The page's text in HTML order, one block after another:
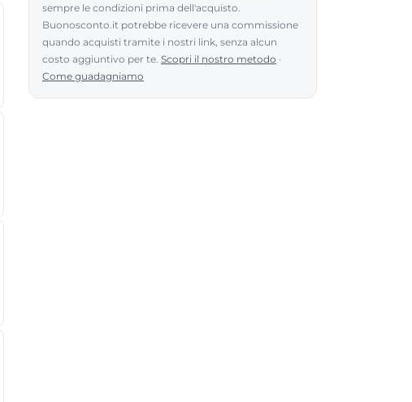
sempre le condizioni prima dell'acquisto.
Buonosconto.it potrebbe ricevere una commissione
quando acquisti tramite i nostri link, senza alcun
costo aggiuntivo per te. Scopri il nostro metodo ·
Come guadagniamo